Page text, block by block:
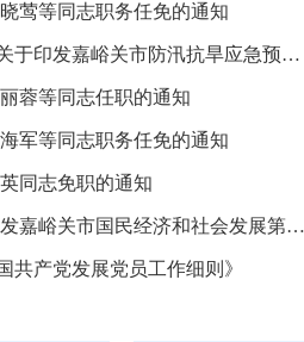
莺等同志职务任免的通知
嘉峪关市人民政府办公室关于印发嘉峪关市防汛抗旱应急预案的通知
蓉等同志任职的通知
军等同志职务任免的通知
同志免职的通知
嘉峪关市人民政府 关于印发嘉峪关市国民经济和社会发展第十五个五年规划纲要的通知
共产党发展党员工作细则》